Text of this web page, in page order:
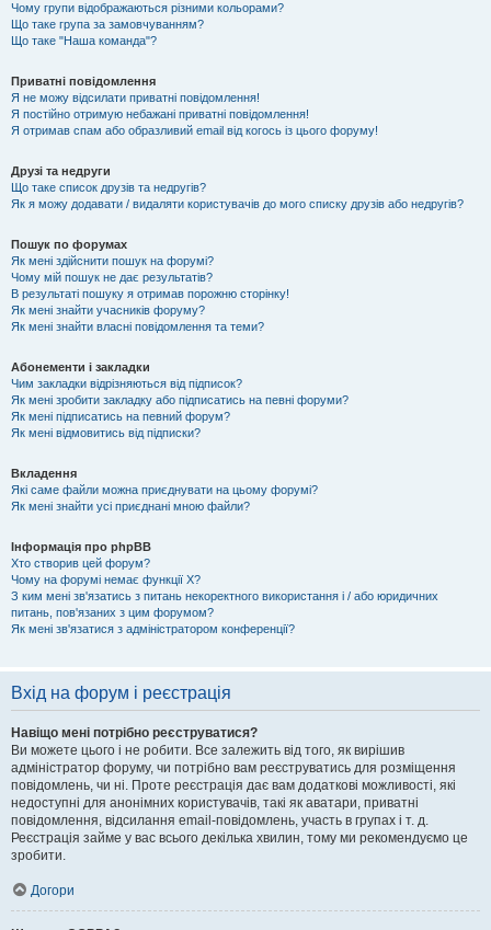
Чому групи відображаються різними кольорами?
Що таке група за замовчуванням?
Що таке "Наша команда"?
Приватні повідомлення
Я не можу відсилати приватні повідомлення!
Я постійно отримую небажані приватні повідомлення!
Я отримав спам або образливий email від когось із цього форуму!
Друзі та недруги
Що таке список друзів та недругів?
Як я можу додавати / видаляти користувачів до мого списку друзів або недругів?
Пошук по форумах
Як мені здійснити пошук на форумі?
Чому мій пошук не дає результатів?
В результаті пошуку я отримав порожню сторінку!
Як мені знайти учасників форуму?
Як мені знайти власні повідомлення та теми?
Абонементи і закладки
Чим закладки відрізняються від підписок?
Як мені зробити закладку або підписатись на певні форуми?
Як мені підписатись на певний форум?
Як мені відмовитись від підписки?
Вкладення
Які саме файли можна приєднувати на цьому форумі?
Як мені знайти усі приєднані мною файли?
Інформація про phpBB
Хто створив цей форум?
Чому на форумі немає функції X?
З ким мені зв'язатись з питань некоректного використання і / або юридичних
питань, пов'язаних з цим форумом?
Як мені зв'язатися з адміністратором конференції?
Вхід на форум і реєстрація
Навіщо мені потрібно реєструватися?
Ви можете цього і не робити. Все залежить від того, як вирішив
адміністратор форуму, чи потрібно вам реєструватись для розміщення
повідомлень, чи ні. Проте реєстрація дає вам додаткові можливості, які
недоступні для анонімних користувачів, такі як аватари, приватні
повідомлення, відсилання email-повідомлень, участь в групах і т. д.
Реєстрація займе у вас всього декілька хвилин, тому ми рекомендуємо це
зробити.
Догори